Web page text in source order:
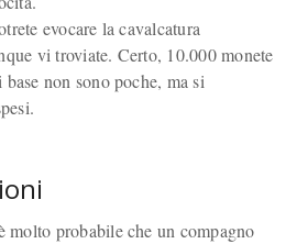
evocare la cavalcatura
vi troviate. Certo, 10.000 monete
non sono poche, ma si
molto probabile che un compagno